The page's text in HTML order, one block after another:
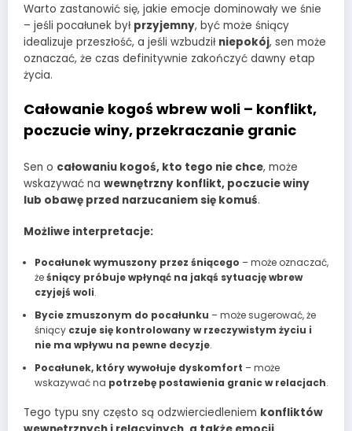
Warto zastanowić się, jakie emocje dominowały we śnie
– jeśli pocałunek był przyjemny, być może śniący
idealizuje przeszłość, a jeśli wzbudził niepokój, sen może
oznaczać, że czas definitywnie zakończyć dawny etap
życia.
Całowanie kogoś wbrew woli – konflikt,
poczucie winy, przekraczanie granic
Sen o całowaniu kogoś, kto tego nie chce, może
wskazywać na wewnętrzny konflikt, poczucie winy
lub obawę przed narzucaniem się komuś.
Możliwe interpretacje:
Pocałunek wymuszony przez śniącego – może oznaczać,
żeśniący próbuje wpłynąć na jakąś sytuację wbrew
czyjejś woli.
Bycie zmuszonym do pocałunku – może sugerować, że
śniący czuje się kontrolowany w rzeczywistym życiu i
nie ma wpływu na pewne decyzje.
Pocałunek, który wywołuje dyskomfort – może
wskazywać na potrzebę postawienia granic w relacjach.
Tego typu sny często są odzwierciedleniem konfliktów